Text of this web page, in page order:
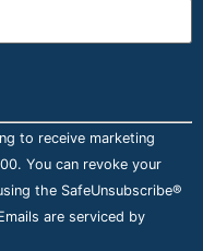
to receive marketing
You can revoke your
the SafeUnsubscribe®
are serviced by